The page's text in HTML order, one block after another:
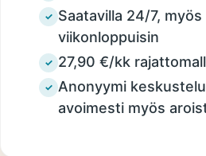
✓ Saatavilla 24/7, myös
viikonloppuisin
✓ 27,90 €/kk
✓ Anonyymi
avoimesti myös